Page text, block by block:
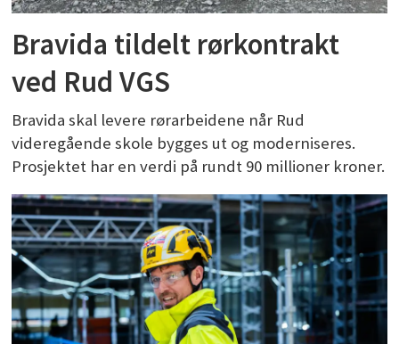
Bravida tildelt rørkontrakt
ved Rud VGS
Bravida skal levere rørarbeidene når Rud
videregående skole bygges ut og moderniseres.
Prosjektet har en verdi på rundt 90 millioner kroner.